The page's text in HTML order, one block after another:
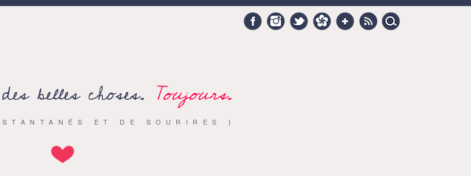
Search
for:
FacebookInstagramTwitter HellocotonGoogle +
RSS
belles choses. Toujours.
ET DE SOURIRES }